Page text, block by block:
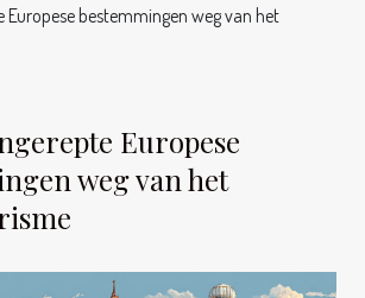
Europese bestemmingen weg van het
Europese
weg van het